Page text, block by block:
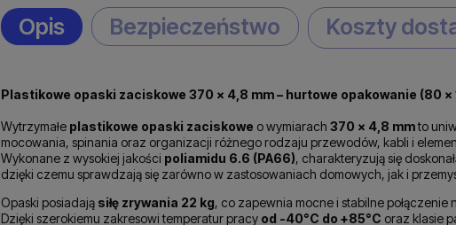
Opis Bezpieczeństwo Koszty
Plastikowe opaski zaciskowe 370 × 4,8 mm – hurtowe opakowanie (80 ×
Wytrzymałe plastikowe opaski zaciskowe o wymiarach 370 × 4,8 mmto
mocowania, spinania oraz organizacji różnego rodzaju przewodów, kabli i
Wykonane z wysokiej jakości poliamidu 6.6 (PA66), charakteryzują się
dzięki czemu sprawdzają się zarówno w zastosowaniach domowych, jak i
Opaski posiadają siłę zrywania 22 kg, co zapewnia mocne i stabilne połączenie
Dzięki szerokiemu zakresowi temperatur pracy od -40°C do +85°C oraz klasie